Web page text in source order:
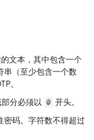
文本，其中包含一个
串（至少包含一个数
。
分必须以 @ 开头。
密码。字符数不得超过